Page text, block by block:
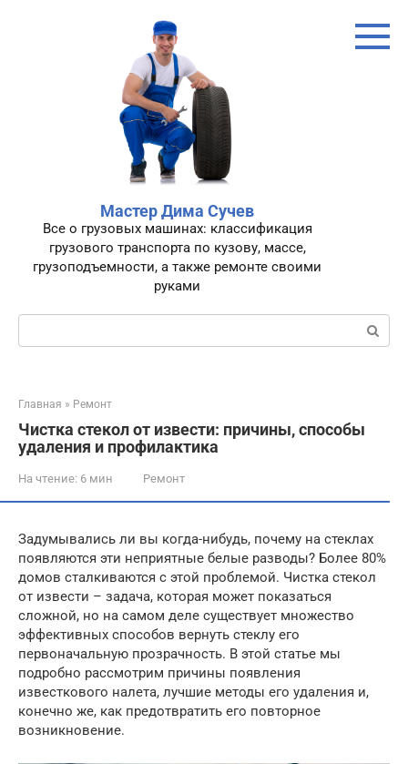
Мастер Дима Сучев
Все о грузовых машинах: классификация
грузового транспорта по кузову, массе,
грузоподъемности, а также ремонте своими
руками
Поиск:
Главная » Ремонт
Чистка стекол от извести: причины, способы
удаления и профилактика
На чтение: 6 мин Ремонт
Задумывались ли вы когда-нибудь, почему на стеклах
появляются эти неприятные белые разводы? Более 80%
домов сталкиваются с этой проблемой. Чистка стекол
от извести – задача, которая может показаться
сложной, но на самом деле существует множество
эффективных способов вернуть стеклу его
первоначальную прозрачность. В этой статье мы
подробно рассмотрим причины появления
известкового налета, лучшие методы его удаления и,
конечно же, как предотвратить его повторное
возникновение.